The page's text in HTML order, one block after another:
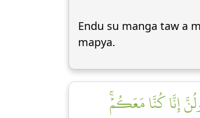
Endu su manga taw a
mapya.
إِنَّا كُنَّا مَعَكُمۡۚ